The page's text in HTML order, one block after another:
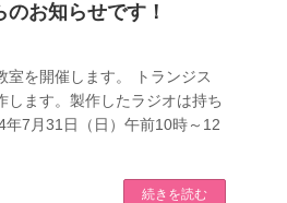
お知らせです！
室を開催します。 トランジス
します。製作したラジオは持ち
月31日（日）午前10時～12
続きを読む